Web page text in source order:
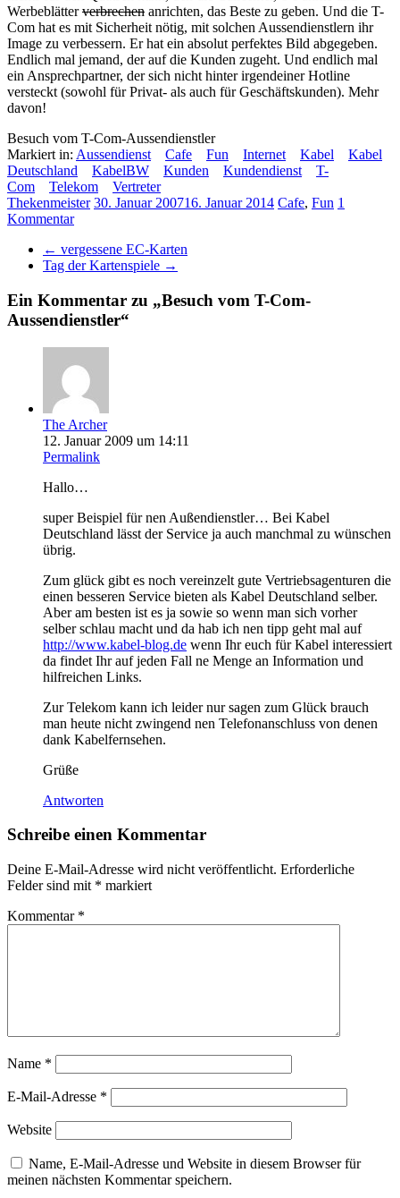
Werbeblätterverbrechen anrichten, das Beste zu geben. Und die T-
Com hat es mit Sicherheit nötig, mit solchen Aussendienstlern ihr
Image zu verbessern. Er hat ein absolut perfektes Bild abgegeben.
Endlich mal jemand, der auf die Kunden zugeht. Und endlich mal
ein Ansprechpartner, der sich nicht hinter irgendeiner Hotline
versteckt (sowohl für Privat- als auch für Geschäftskunden). Mehr
davon!
Besuch vom T-Com-Aussendienstler
Markiert in: Aussendienst Cafe Fun Internet Kabel
Kabel
Deutschland
KabelBW Kunden Kundendienst
T-
Com
Telekom
Vertreter
Thekenmeister 30. Januar 200716. Januar 2014 Cafe, Fun 1
Kommentar
← vergessene EC-Karten
Tag der Kartenspiele →
Ein Kommentar zu „Besuch vom T-Com-
Aussendienstler“
The Archer
12. Januar 2009 um 14:11
Permalink
Hallo…
super Beispiel für nen Außendienstler… Bei Kabel
Deutschland lässt der Service ja auch manchmal zu wünschen
übrig.
Zum glück gibt es noch vereinzelt gute Vertriebsagenturen die
einen besseren Service bieten als Kabel Deutschland selber.
Aber am besten ist es ja sowie so wenn man sich vorher
selber schlau macht und da hab ich nen tipp geht mal auf
http://www.kabel-blog.de wenn Ihr euch für Kabel interessiert
da findet Ihr auf jeden Fall ne Menge an Information und
hilfreichen Links.
Zur Telekom kann ich leider nur sagen zum Glück brauch
man heute nicht zwingend nen Telefonanschluss von denen
dank Kabelfernsehen.
Grüße
Antworten
Schreibe einen Kommentar
Deine E-Mail-Adresse wird nicht veröffentlicht. Erforderliche
Felder sind mit * markiert
Kommentar *
Name *
E-Mail-Adresse *
Website
Name, E-Mail-Adresse und Website in diesem Browser für
meinen nächsten Kommentar speichern.